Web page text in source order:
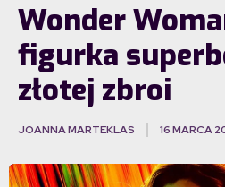
Wonder
figurka
złotej zbroi
JOANNA MARTEKLAS 16 MARCA